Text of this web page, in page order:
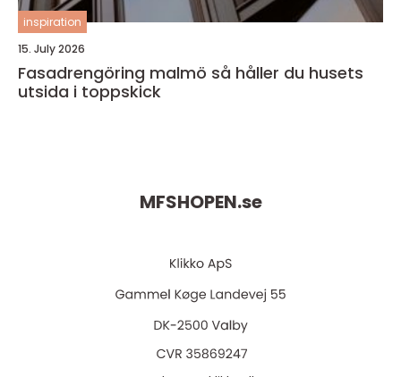
inspiration
15. July 2026
Fasadrengöring malmö så håller du husets
utsida i toppskick
MFSHOPEN.se